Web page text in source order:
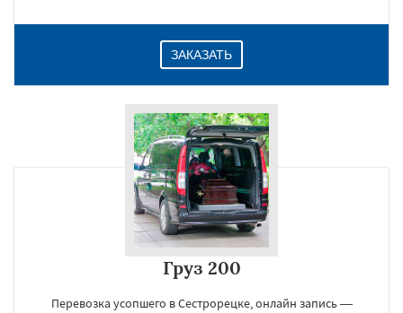
ЗАКАЗАТЬ
Груз 200
Перевозка усопшего в Сестрорецке, онлайн запись —